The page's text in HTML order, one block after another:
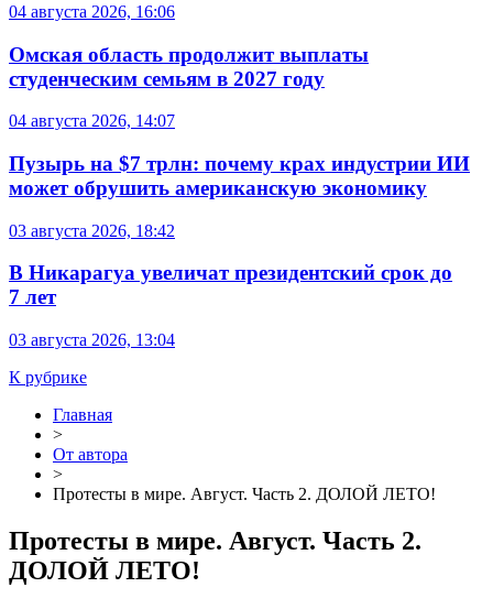
04 августа 2026, 16:06
Омская область продолжит выплаты
студенческим семьям в 2027 году
04 августа 2026, 14:07
Пузырь на $7 трлн: почему крах индустрии ИИ
может обрушить американскую экономику
03 августа 2026, 18:42
В Никарагуа увеличат президентский срок до
7 лет
03 августа 2026, 13:04
К рубрике
Главная
>
От автора
>
Протесты в мире. Август. Часть 2. ДОЛОЙ ЛЕТО!
Протесты в мире. Август. Часть 2.
ДОЛОЙ ЛЕТО!